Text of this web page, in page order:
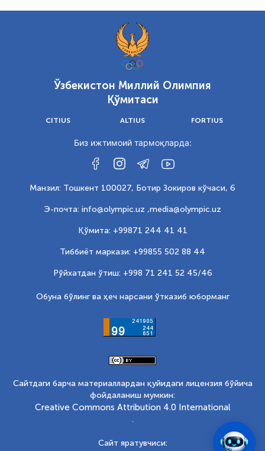
Ўзбекистон Миллий Олимпия
Қўмитаси
CITIUS ALTIUS FORTIUS
Биз ижтимоий тармоқларда:
Манзил: Тошкент 100027, Ботир Зокиров кўчаси, 6
Э-почта: info@olympic.uz ,media@olympic.uz
Қўмита: +99871 244 41 41
Тиббиёт маркази: +99855 502 88 44
Рўйхатдан ўтиш: +998 71 241 52 45/46
Обуна бўлинг ва ҳеч нарсани ўтказиб юборманг
Сайтдаги барча материаллардан қуйидаги лицензия бўйича
фойдаланиш мумкин:
Creative Commons Attribution 4.0 International
.
Сайт яратувчиси: